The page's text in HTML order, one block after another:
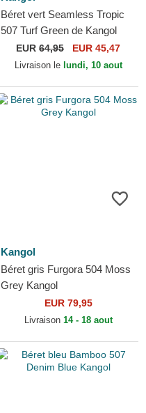
Béret vert Seamless Tropic
507 Turf Green de Kangol
EUR 64,95 EUR 45,47
Livraison le lundi, 10 aout
Kangol
Béret gris Furgora 504 Moss
Grey Kangol
EUR 79,95
Livraison 14 - 18 aout